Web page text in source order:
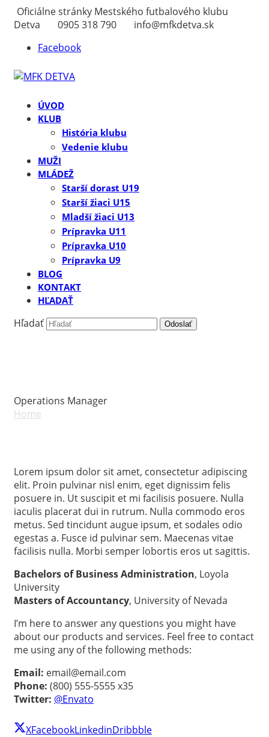
Oficiálne stránky Mestského futbalového klubu
Detva
0905 318 790
info@mfkdetva.sk
Facebook
ÚVOD
KLUB
História klubu
Vedenie klubu
MUŽI
MLÁDEŽ
Starší dorast U19
Starší žiaci U15
Mladší žiaci U13
Prípravka U11
Prípravka U10
Prípravka U9
BLOG
KONTAKT
HĽADAŤ
Hľadať Odoslať
Operations Manager
Home
Lorem ipsum dolor sit amet, consectetur adipiscing
elit. Proin pulvinar nisl enim, eget dignissim felis
posuere in. Ut suscipit et mi facilisis posuere. Nulla
iaculis placerat dui in rutrum. Nulla commodo eros
metus. Sed tincidunt augue ipsum, et sodales odio
egestas a. Fusce id pulvinar sem. Maecenas vitae
facilisis nulla. Morbi semper lobortis eros ut sagittis.
Bachelors of Business Administration, Loyola
University
Masters of Accountancy, University of Nevada
I’m here to answer any questions you might have
about our products and services. Feel free to contact
me using any of the following methods:
Email: email@email.com
Phone: (800) 555-5555 x35
Twitter: @Envato
XFacebookLinkedinDribbble